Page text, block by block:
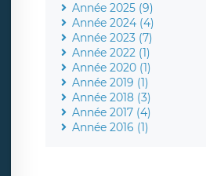
Année 2025 (9)
Année 2024 (4)
Année 2023 (7)
Année 2022 (1)
Année 2020 (1)
Année 2019 (1)
Année 2018 (3)
Année 2017 (4)
Année 2016 (1)